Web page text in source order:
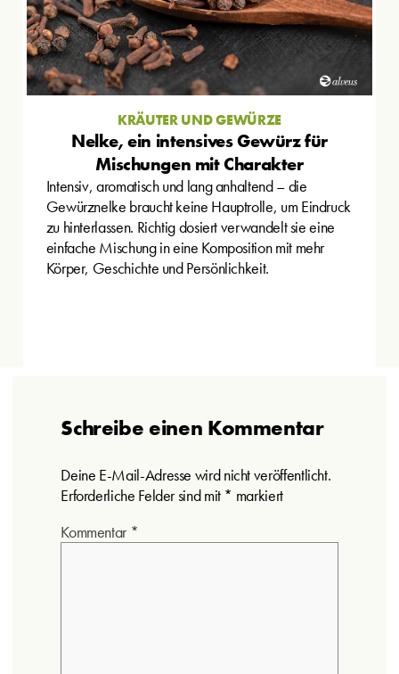
KRÄUTER UND GEWÜRZE
Nelke, ein intensives Gewürz für
Mischungen mit Charakter
Intensiv, aromatisch und lang anhaltend – die
Gewürznelke braucht keine Hauptrolle, um Eindruck
zu hinterlassen. Richtig dosiert verwandelt sie eine
einfache Mischung in eine Komposition mit mehr
Körper, Geschichte und Persönlichkeit.
Schreibe einen Kommentar
Deine E-Mail-Adresse wird nicht veröffentlicht.
Erforderliche Felder sind mit * markiert
Kommentar *